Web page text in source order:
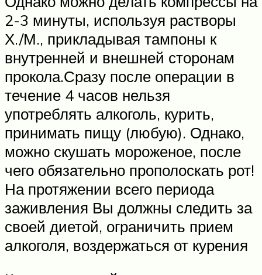
2-3 минуты, используя растворы
Х./М., прикладывая тампоны к
внутренней и внешней сторонам
прокола.Сразу после операции в
течение 4 часов нельзя
употреблять алкоголь, курить,
принимать пищу (любую). Однако,
можно скушать мороженое, после
чего обязательно прополоскать рот!
На протяжении всего периода
заживления Вы должны следить за
своей диетой, ограничить прием
алкоголя, воздержаться от курения